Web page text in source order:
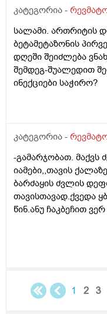
კატეგორია -
სალამი. ართრიტის
ბეტამეტაზონის
დღეში შეიძლება
შემდეგ-შუალედით
ინექციები საჭირო?
კატეგორია -
-გამარჯობათ.
იამები,,თავის
ბარძაყის ძვლის
თავისთავად.ქვედა
წინ.ანუ ჩაკბეჩით
1 2 3